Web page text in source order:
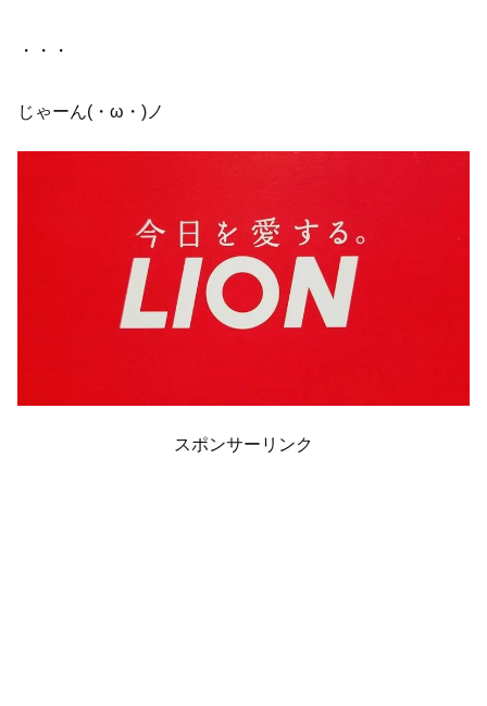
・・・
じゃーん(・ω・)ノ
スポンサーリンク